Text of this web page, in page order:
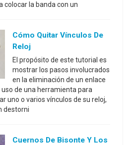
colocar la banda con un
Cómo Quitar Vínculos De
Reloj
El propósito de este tutorial es
mostrar los pasos involucrados
en la eliminación de un enlace
de una herramienta para
uno o varios vínculos de su reloj,
destorni
Cuernos De Bisonte Y Los